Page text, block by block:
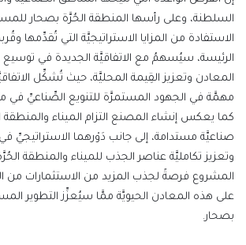
السلطنة، وعلى رأسها المنطقة الحُرَّة بصحار
الاستفادة من المزايا الاستراتيجيَّة التي تُقدِّمها
الرئيسة، سيُسهمُ مع الاتفاقيَّة الجديدة في
المعادن وتعزيز القِيمة المحليَّة، حيث تُشكِّل
مهمَّة في الجهود المستمرَّة للتنويع الصِّناعيِّ في
كما يعكس إنشاء المصنع التزام الميناء والمنطقة
صناعيَّة مستدامة، إلى جانب دَوْرهما الاستراتيجيِّ
وتعزيز تكامليَّة عناصر الجذب للميناء والمنطقة
المشروع فرصةً لجذب المزيد من الاستثمارات من
على هذه المعادن الحيويَّة ممَّا سيُعزِّز التطوير
بصحار.